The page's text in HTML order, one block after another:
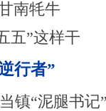
南牦牛
五”这样干
行者”
镇“泥腿书记